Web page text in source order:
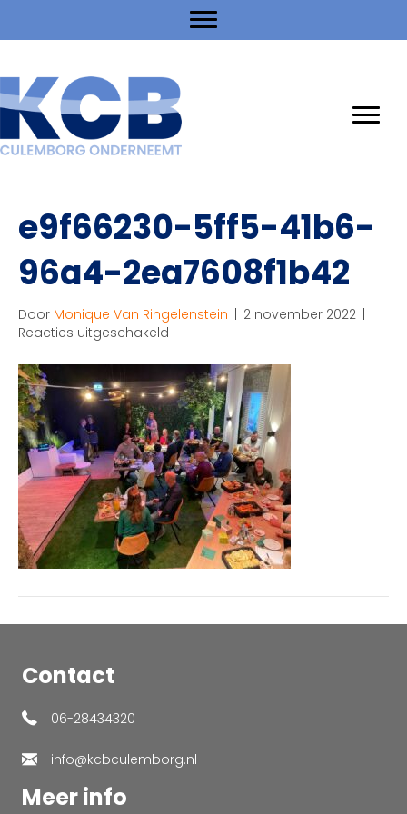
e9f66230-5ff5-41b6-
96a4-2ea7608f1b42
Door Monique Van Ringelenstein | 2 november 2022 |
Reacties uitgeschakeld
5ff5-
41b6-
96a4-
2ea7608f1b42
Contact
06-28434320
info@kcbculemborg.nl
Meer info